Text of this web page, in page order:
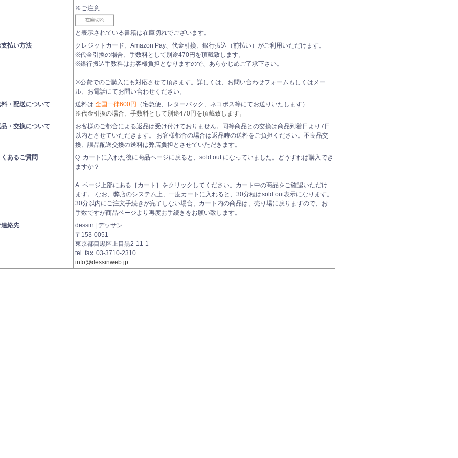
※ご注意
と表示されている書籍は在庫切れでございます。
払い方法
クレジットカード、Amazon Pay、代金引換、銀行振込（前払い）がご利用いただけます。
※代金引換の場合、手数料として別途470円を頂戴致します。
※銀行振込手数料はお客様負担となりますので、あらかじめご了承下さい。
※公費でのご購入にも対応させて頂きます。詳しくは、お問い合わせフォームもしくはメー
ル、お電話にてお問い合わせください。
・配送について
送料は 全国一律600円
（宅急便、レターパック、ネコポス等にてお送りいたします）
※代金引換の場合、手数料として別途470円を頂戴致します。
・交換について
お客様のご都合による返品は受け付けておりません。同等商品との交換は商品到着日より7日
以内とさせていただきます。 お客様都合の場合は返品時の送料をご負担ください。不良品交
換、誤品配送交換の送料は弊店負担とさせていただきます。
あるご質問
Q. カートに入れた後に商品ページに戻ると、sold out になっていました。どうすれば購入でき
ますか？
A. ページ上部にある［カート］をクリックしてください。カート中の商品をご確認いただけ
ます。 なお、弊店のシステム上、一度カートに入れると、30分程はsold out表示になります。
30分以内にご注文手続きが完了しない場合、カート内の商品は、売り場に戻りますので、お
手数ですが商品ページより再度お手続きをお願い致します。
絡先
dessin | デッサン
〒153-0051
東京都目黒区上目黒2-11-1
tel. fax. 03-3710-2310
info@dessinweb.jp